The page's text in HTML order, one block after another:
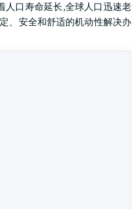
人口寿命延长,全球人口迅速老
、安全和舒适的机动性解决办